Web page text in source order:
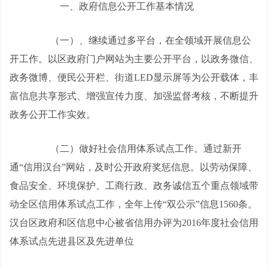
一、政府信息公开工作基本情况
（一）、继续通过多平台，在全领域开展信息公
开工作。以区政府门户网站为主要公开平台，以政务微信、
政务微博、便民公开栏、街道LED显示屏等为公开载体，丰
富信息共享形式、增强宣传力度、加强监督考核，不断提升
政务公开工作实效。
（二）做好社会信用体系试点工作。通过新开
通“信用汉台”网站，及时公开政府奖惩信息。以劳动保障、
食品安全、环境保护、工商行政、政务诚信五个重点领域带
动全区信用体系试点工作，全年上传“双公示”信息1560条。
汉台区政府和区信息中心被省信用办评为2016年度社会信用
体系试点先进县区及先进单位